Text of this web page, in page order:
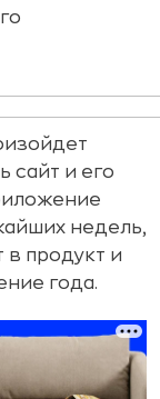
сайт и его
недель,
в продукт и
года.